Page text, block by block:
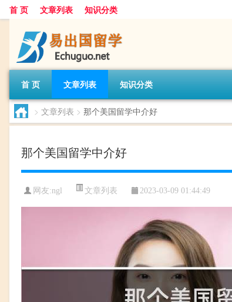
首 页 文章列表 知识分类
首 页 文章列表 知识分类
> 文章列表 > 那个美国留学中介好
那个美国留学中介好
网友:ngl 文章列表 2023-03-09 01:44:49